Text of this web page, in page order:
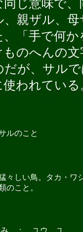
じ意味で、
、親ザル、
、「手で何
のへんの文
だが、サル
使われている
ルのこと
々しい鳥。タカ・ワ
のこと。
み ： ユウ ユ